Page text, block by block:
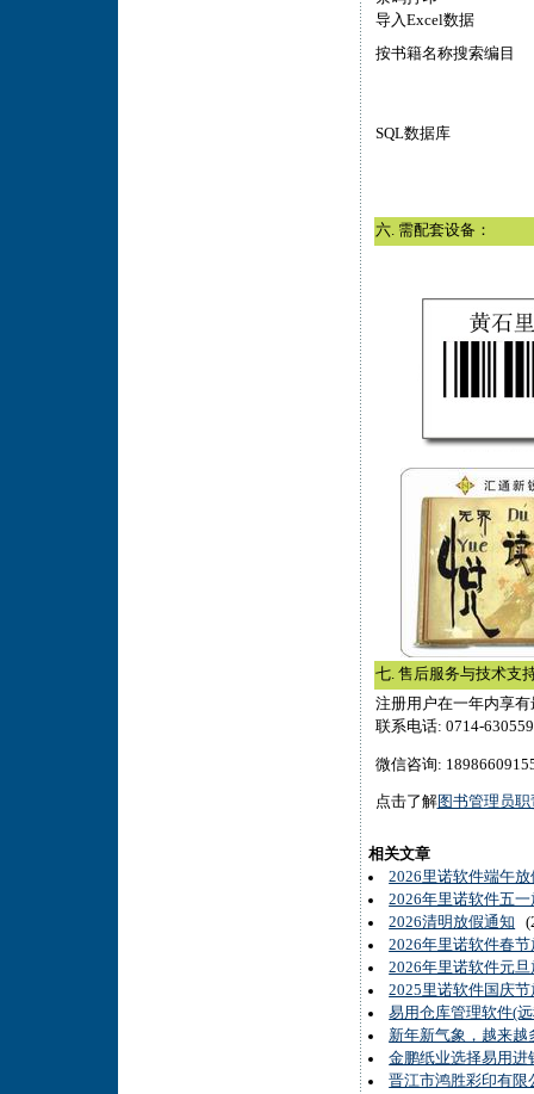
导入Excel数据
按书籍名称搜索编目
SQL数据库
六. 需配套设备：
七. 售后服务与技术支
注册用户在一年内享
联系电话: 0714-
微信咨询:
点击了解图书管理员职
相关文章
2026里诺软件端午
2026年里诺软件五
2026清明放假通知
2026年里诺软件春
2026年里诺软件元
2025里诺软件国庆
易用仓库管理软件(
新年新气象，越来
金鹏纸业选择易用进
晋江市鸿胜彩印有限